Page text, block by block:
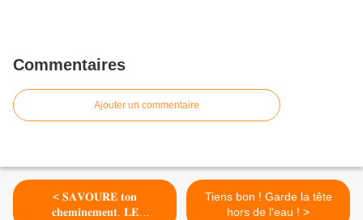
Commentaires
Ajouter un commentaire
< 𝐒𝐀𝐕𝐎𝐔𝐑𝐄 𝐭𝐨𝐧
𝐜𝐡𝐞𝐦𝐢𝐧𝐞𝐦𝐞𝐧𝐭. 𝐋𝐄
Tiens bon ! Garde la tête
hors de l'eau ! >